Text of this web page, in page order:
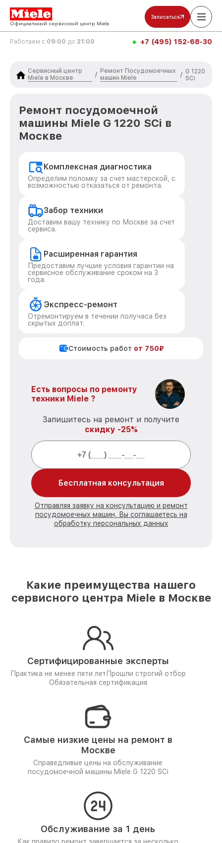
Официальный сервисный центр Miele
Записаться
Работаем с 09:00 до 21:00 +7 (495) 152-68-30
Сервисный центр
Miele в Москве
/
Ремонт Посудомоечных
машин Miele
/ G 1220
SCi
Ремонт посудомоечной
машины Miele G 1220 SCi в
Москве
Комплексная диагностика
Определим поломку за счет мастерской, с
возможностью отказаться от ремонта.
Забор техники
Доставим вашу технику по Москве за счет
сервиса.
Расширенная гарантия
Предоставим лучшие условия гарантии на
сервисное обслуживание сроком на 3
года.
Экспресс-ремонт
Отремонтируем в течении получаса без
скрытых доплат.
Стоимость работ от 750₽
Есть вопросы по ремонту
техники Miele ?
Запишитесь на ремонт и получите
скидку -25%
Бесплатная консультация
Отправляя заявку на консультацию и ремонт
посудомоечных машин, Вы соглашаетесь на
обработку персональных данных
Какие преимущества нашего
сервисного центра Miele в Москве
Сертифицированные эксперты
Практика не менее пяти лет Прошли строгий отбор
Обязательная сертификация
Самые низкие цены на ремонт в
Москве
Справедливые цены на обслуживание
посудомоечной машины Miele G 1220 SCi
Обслуживание за 1 день